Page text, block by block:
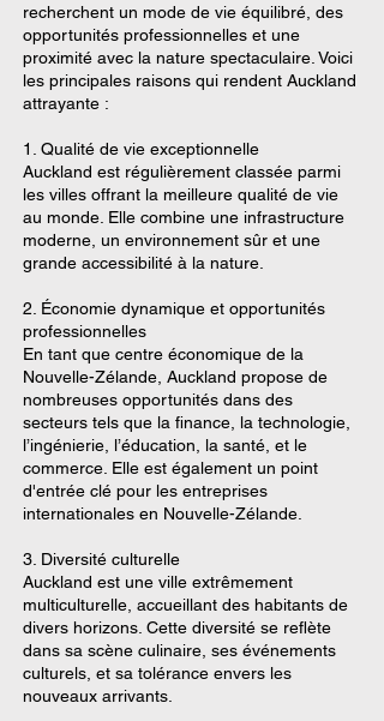
recherchent un mode de vie équilibré, des
opportunités professionnelles et une
proximité avec la nature spectaculaire. Voici
les principales raisons qui rendent Auckland
attrayante :
1. Qualité de vie exceptionnelle
Auckland est régulièrement classée parmi
les villes offrant la meilleure qualité de vie
au monde. Elle combine une infrastructure
moderne, un environnement sûr et une
grande accessibilité à la nature.
2. Économie dynamique et opportunités
professionnelles
En tant que centre économique de la
Nouvelle-Zélande, Auckland propose de
nombreuses opportunités dans des
secteurs tels que la finance, la technologie,
l’ingénierie, l’éducation, la santé, et le
commerce. Elle est également un point
d'entrée clé pour les entreprises
internationales en Nouvelle-Zélande.
3. Diversité culturelle
Auckland est une ville extrêmement
multiculturelle, accueillant des habitants de
divers horizons. Cette diversité se reflète
dans sa scène culinaire, ses événements
culturels, et sa tolérance envers les
nouveaux arrivants.